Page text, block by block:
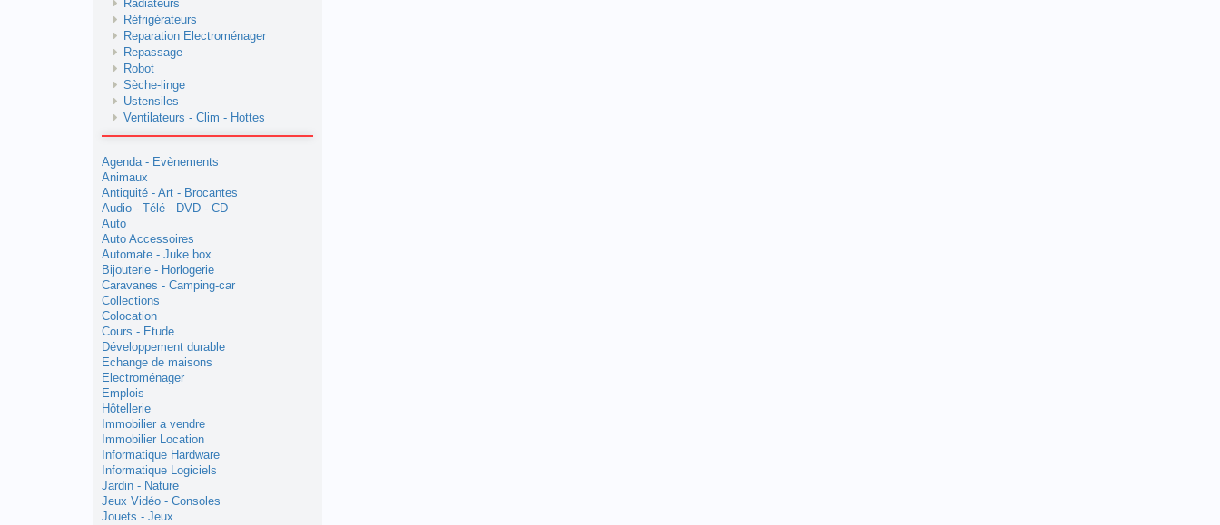
Radiateurs
Réfrigérateurs
Reparation Electroménager
Repassage
Robot
Sèche-linge
Ustensiles
Ventilateurs - Clim - Hottes
Agenda - Evènements
Animaux
Antiquité - Art - Brocantes
Audio - Télé - DVD - CD
Auto
Auto Accessoires
Automate - Juke box
Bijouterie - Horlogerie
Caravanes - Camping-car
Collections
Colocation
Cours - Etude
Développement durable
Echange de maisons
Electroménager
Emplois
Hôtellerie
Immobilier a vendre
Immobilier Location
Informatique Hardware
Informatique Logiciels
Jardin - Nature
Jeux Vidéo - Consoles
Jouets - Jeux